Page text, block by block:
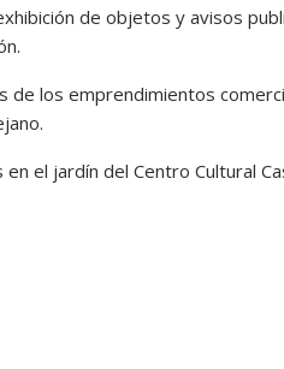
de objetos y avisos
de los emprendimientos
el jardín del Centro Cultural